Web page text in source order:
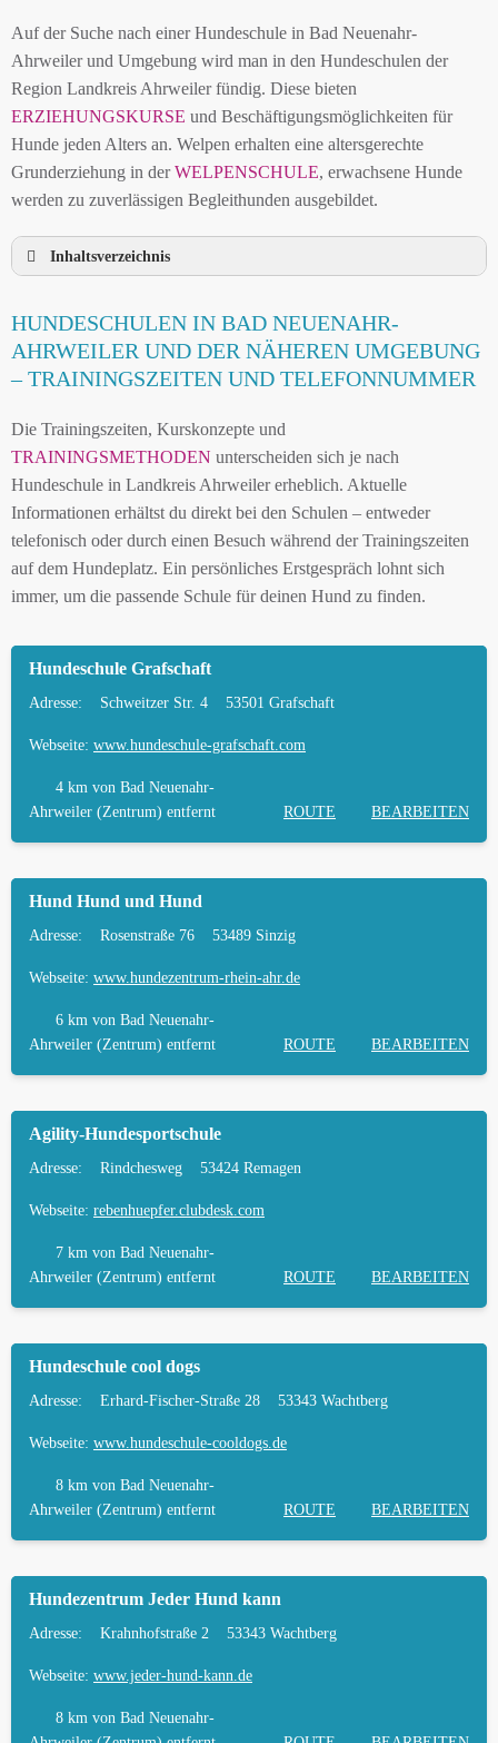
Auf der Suche nach einer Hundeschule in Bad Neuenahr-
Ahrweiler und Umgebung wird man in den Hundeschulen der
Region Landkreis Ahrweiler fündig. Diese bieten
ERZIEHUNGSKURSE und Beschäftigungsmöglichkeiten für
Hunde jeden Alters an. Welpen erhalten eine altersgerechte
Grunderziehung in derWELPENSCHULE, erwachsene Hunde
werden zu zuverlässigen Begleithunden ausgebildet.
Inhaltsverzeichnis
UND UMGEBUNG
HUNDESCHULEN IN BAD NEUENAHR-
MOBILE HUNDETRAINER IN BAD NEUENAHR-
AHRWEILER UND UMGEBUNG
NEUENAHR-AHRWEILER
HUNDEFREUNDLICHE ORTE UND
FREILAUFFLÄCHEN IN BAD NEUENAHR-
HUNDEFÜHRERSCHEIN FÜR DIE REGION
LANDKREIS AHRWEILER – ONLINE-TEST
HUNDEPLATZ MIETEN FÜR EINEN SICHEREN
HÄUFIGE FRAGEN ZUR HUNDESCHULE IN
TIERARZT UND NOTFALLTIERARZT IN BAD
NEUENAHR-AHRWEILER
HUNDESCHULEN IN BAD NEUENAHR-
AHRWEILER UND DER NÄHEREN UMGEBUNG
– TRAININGSZEITEN UND TELEFONNUMMER
Die Trainingszeiten, Kurskonzepte und
TRAININGSMETHODEN unterscheiden sich je nach
Hundeschule in Landkreis Ahrweiler erheblich. Aktuelle
Informationen erhältst du direkt bei den Schulen – entweder
telefonisch oder durch einen Besuch während der Trainingszeiten
auf dem Hundeplatz. Ein persönliches Erstgespräch lohnt sich
immer, um die passende Schule für deinen Hund zu finden.
Hundeschule Grafschaft
Adresse: Schweitzer Str. 4 53501 Grafschaft
Webseite: www.hundeschule-grafschaft.com
4 km von Bad Neuenahr-
Ahrweiler (Zentrum) entfernt
ROUTE BEARBEITEN
Hund Hund und Hund
Adresse: Rosenstraße 76 53489 Sinzig
Webseite: www.hundezentrum-rhein-ahr.de
6 km von Bad Neuenahr-
Ahrweiler (Zentrum) entfernt
ROUTE BEARBEITEN
Agility-Hundesportschule
Adresse: Rindchesweg 53424 Remagen
Webseite: rebenhuepfer.clubdesk.com
7 km von Bad Neuenahr-
Ahrweiler (Zentrum) entfernt
ROUTE BEARBEITEN
Hundeschule cool dogs
Adresse: Erhard-Fischer-Straße 28 53343 Wachtberg
Webseite: www.hundeschule-cooldogs.de
8 km von Bad Neuenahr-
Ahrweiler (Zentrum) entfernt
ROUTE BEARBEITEN
Hundezentrum Jeder Hund kann
Adresse: Krahnhofstraße 2 53343 Wachtberg
Webseite: www.jeder-hund-kann.de
8 km von Bad Neuenahr-